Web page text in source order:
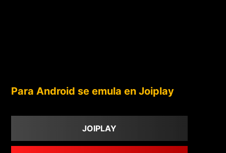
Para Android se emula en Joiplay
JOIPLAY